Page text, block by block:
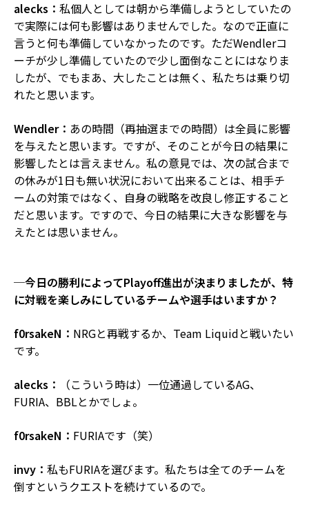
alecks： 私個人としては朝から準備しようとしていたの
で実際には何も影響はありませんでした。なので正直に
言うと何も準備していなかったのです。ただWendlerコ
ーチが少し準備していたので少し面倒なことにはなりま
したが、でもまあ、大したことは無く、私たちは乗り切
れたと思います。
Wendler： あの時間（再抽選までの時間）は全員に影響
を与えたと思います。ですが、そのことが今日の結果に
影響したとは言えません。私の意見では、次の試合まで
の休みが1日も無い状況において出来ることは、相手チ
ームの対策ではなく、自身の戦略を改良し修正すること
だと思います。ですので、今日の結果に大きな影響を与
えたとは思いません。
─今日の勝利によってPlayoff進出が決まりましたが、特
に対戦を楽しみにしているチームや選手はいますか？
f0rsakeN： NRGと再戦するか、Team Liquidと戦いたい
です。
alecks：
（こういう時は）一位通過しているAG、
FURIA、BBLとかでしょ。
f0rsakeN： FURIAです（笑）
invy： 私もFURIAを選びます。私たちは全てのチームを
倒すというクエストを続けているので。